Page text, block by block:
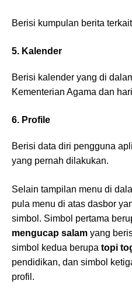
Berisi kumpulan berita
5. Kalender
Berisi kalender yang di
Kementerian Agama dan
6. Profile
Berisi data diri pengguna
yang pernah dilakukan.
Selain tampilan menu di
pula menu di atas dasbor
simbol. Simbol pertama
mengucap salam yang
simbol kedua berupa topi
pendidikan, dan simbol
profil.